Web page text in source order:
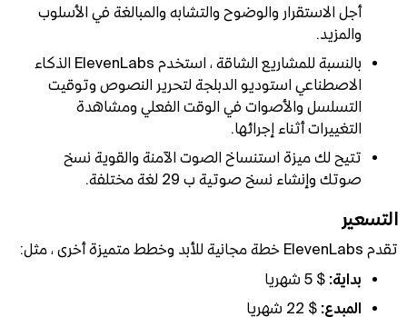
أجل الاستقرار والوضوح والتشابه والمبالغة في الأسلوب
والمزيد.
بالنسبة للمشاريع الشاقة ، استخدم ElevenLabs الذكاء
الاصطناعي استوديو الدبلجة لتحرير النصوص وتوقيت
التسلسل والأصوات في الوقت الفعلي ومشاهدة
التغييرات أثناء إجرائها.
تتيح لك ميزة استنساخ الصوت الآمنة والقوية نسخ
صوتك وإنشاء نسخ صوتية ب 29 لغة مختلفة.
التسعير
تقدم ElevenLabs خطة مجانية للأبد وخطط متميزة أخرى ، مثل:
بداية:$ 5 شهريا
المبدع:$ 22 شهريا